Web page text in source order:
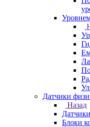
Датчики
Назад
Блоки